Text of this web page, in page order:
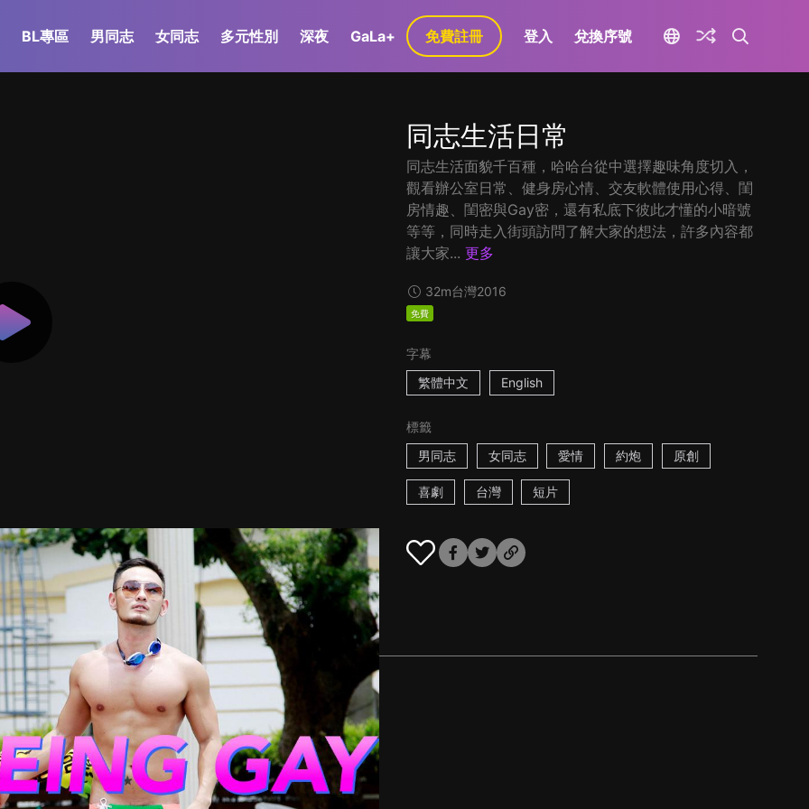
BL專區 男同志 女同志 多元性別 深夜 GaLa+ 免費註冊 登入 兌換序號
同志生活日常
同志生活面貌千百種，哈哈台從中選擇趣味角度切入，
觀看辦公室日常、健身房心情、交友軟體使用心得、閨
房情趣、閨密與Gay密，還有私底下彼此才懂的小暗號
等等，同時走入街頭訪問了解大家的想法，許多內容都
讓大家... 更多
32m台灣2016
免費
字幕
繁體中文
English
標籤
男同志
女同志 愛情 約炮 原創
喜劇 台灣 短片